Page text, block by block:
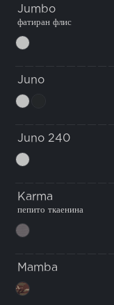
Jumbo
фатиран флис
Juno
Juno 240
Karma
пепито ткаенина
Mamba